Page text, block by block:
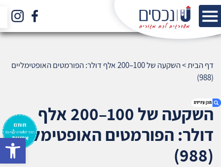
1. השקעה של 100–200 אלף דולר: הפורמטים
האופטימליים (988)
דף הבית>
השקעה של 100–200 אלף דולר: הפורמטים האופטימליים
(988)
השקעה של 100–200 אלף
דולר: הפורמטים האופטימליים
(988)